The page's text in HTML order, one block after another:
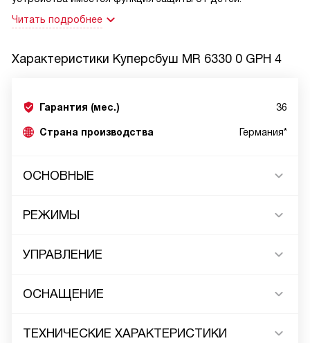
Читать подробнее
Характеристики Куперсбуш MR 6330 0 GPH 4
Гарантия (мес.) 36
Страна производства Германия*
ОСНОВНЫЕ
РЕЖИМЫ
УПРАВЛЕНИЕ
ОСНАЩЕНИЕ
ТЕХНИЧЕСКИЕ ХАРАКТЕРИСТИКИ